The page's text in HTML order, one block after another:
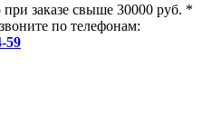
заказе свыше 30000 руб. *
по телефонам:
59